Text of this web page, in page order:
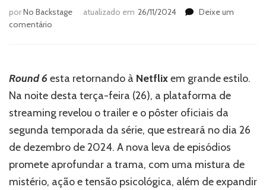
porNo Backstage atualizado em 26/11/2024
Deixe um
comentário
segunda
promete
mais
e
jogos
mortais
Assista
Round 6 esta retornando à Netflixem grande estilo.
Na noite desta terça-feira (26), a plataforma de
streaming revelou o trailer e o pôster oficiais da
segunda temporada da série, que estreará no dia 26
de dezembro de 2024. A nova leva de episódios
promete aprofundar a trama, com uma mistura de
mistério, ação e tensão psicológica, além de expandir